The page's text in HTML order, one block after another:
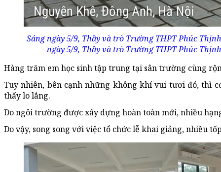
Sáng ngày 5/9, Thầy và trò Trường THPT Phúc
ngày 5/9, Thầy và trò Trường THPT Phúc
Hàng trăm em học sinh tập trung tại sân trường cùng
Tuy nhiên, bên cạnh những không khí vui tươi đó, thì
thấy lo lắng.
Do ngôi trường được xây dựng hoàn toàn mới, nhiều
Do vậy, song song với việc tổ chức lễ khai giảng, nhiều